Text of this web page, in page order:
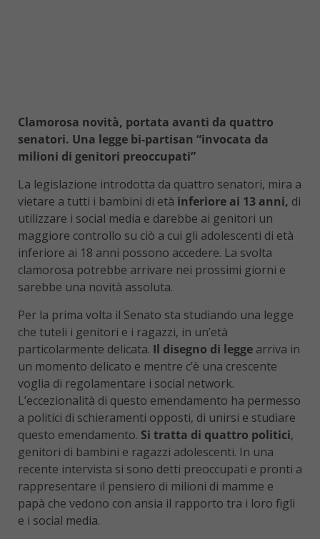
Clamorosa novità, portata avanti da quattro
senatori. Una legge bi-partisan “invocata da
milioni di genitori preoccupati”
La legislazione introdotta da quattro senatori, mira a
vietare a tutti i bambini di età inferiore ai 13 anni, di
utilizzare i social media e darebbe ai genitori un
maggiore controllo su ciò a cui gli adolescenti di età
inferiore ai 18 anni possono accedere. La svolta
clamorosa potrebbe arrivare nei prossimi giorni e
sarebbe una novità assoluta.
Per la prima volta il Senato sta studiando una legge
che tuteli i genitori e i ragazzi, in un’età
particolarmente delicata. Il disegno di legge arriva in
un momento delicato e mentre c’è una crescente
voglia di regolamentare i social network.
L’eccezionalità di questo emendamento ha permesso
a politici di schieramenti opposti, di unirsi e studiare
questo emendamento. Si tratta di quattro politici,
genitori di bambini e ragazzi adolescenti. In una
recente intervista si sono detti preoccupati e pronti a
rappresentare il pensiero di milioni di mamme e
papà che vedono con ansia il rapporto tra i loro figli
e i social media.